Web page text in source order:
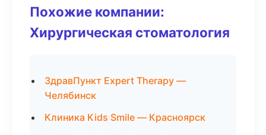
Похожие компании:
Хирургическая стоматология
ЗдравПункт Expert Therapy —
Челябинск
Клиника Kids Smile — Красноярск